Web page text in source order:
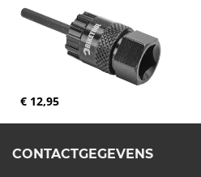
€ 12,95
CONTACTGEGEVENS